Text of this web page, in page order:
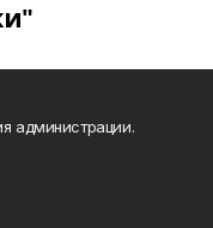
администрации.